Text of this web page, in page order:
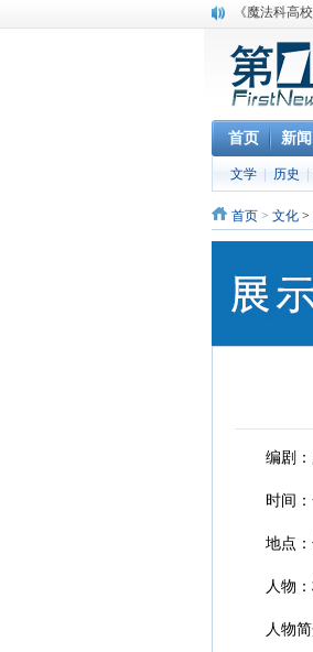
《魔法科高
消息称刘强
保健品也能
煤价"跳水"电
苹果公司自
吃饭、睡觉
网络电商和
英国小猫因
《中二病也
首页 新闻
文学 历史
首页 > 文化 >
编剧
时间
地点
人物
人物简